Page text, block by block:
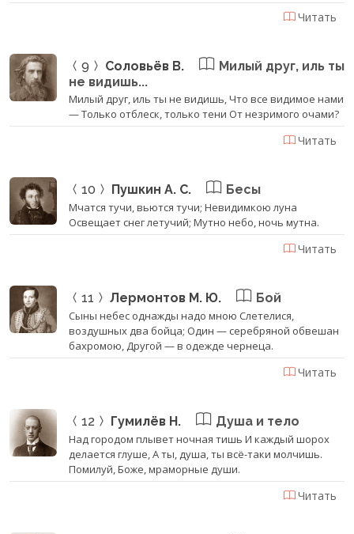
Читать
9 Соловьёв В.
Милый друг, иль ты
не видишь...
Милый друг, иль ты не видишь, Что все видимое нами
— Только отблеск, только тени От незримого очами?
Читать
10 Пушкин А. С. Бесы
Мчатся тучи, вьются тучи; Невидимкою луна
Освещает снег летучий; Мутно небо, ночь мутна.
Читать
11 Лермонтов М. Ю. Бой
Сыны небес однажды надо мною Слетелися,
воздушных два бойца; Один — серебряной обвешан
бахромою, Другой — в одежде чернеца.
Читать
12 Гумилёв Н. Душа и тело
Над городом плывет ночная тишь И каждый шорох
делается глуше, А ты, душа, ты всё-таки молчишь.
Помилуй, Боже, мраморные души.
Читать